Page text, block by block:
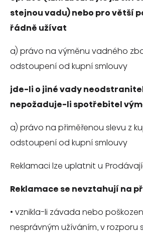
stejnou vadu) nebo pro větší
řádně užívat
a) právo na výměnu vadného
odstoupení od kupní smlouvy
jde-li o jiné vady
nepožaduje-li spotřebitel
a) právo na přiměřenou slevu z
odstoupení od kupní smlouvy
Reklamaci lze uplatnit u
Reklamace se nevztahují na
• vznikla-li závada nebo
nesprávným užíváním, v rozporu